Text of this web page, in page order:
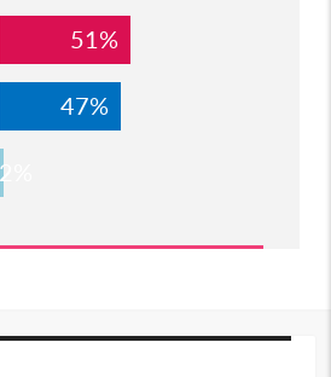
51%
47%
2%